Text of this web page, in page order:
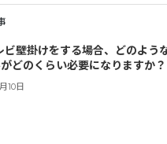
壁掛けをする場合、どのよう
どのくらい必要になりますか？
10日